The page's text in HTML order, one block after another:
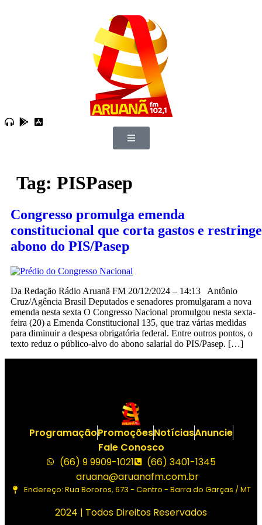
Tag: PISPasep
Congresso promulga emenda
constitucional que corta gastos e restringe
abono do PIS/Pasep
Da Redação Rádio Aruanã FM 20/12/2024 – 14:13 Antônio
Cruz/Agência Brasil Deputados e senadores promulgaram a nova
emenda nesta sexta O Congresso Nacional promulgou nesta sexta-
feira (20) a Emenda Constitucional 135, que traz várias medidas
para diminuir a despesa obrigatória federal. Entre outros pontos, o
texto reduz o público-alvo do abono salarial do PIS/Pasep. […]
ProgramaçãoPromoçõesNotíciasAnuncie
Fale Conosco
(66) 9 9909-1021
(66) 3401-1345
aruana@aruanafm.com.br
Endereço: Rua Bororos, 673 - Centro - Barra do Garças / MT
2024 | Todos Direitos Reservados